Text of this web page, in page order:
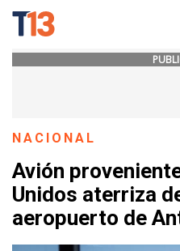
NACIONAL
Avión
Unidos aterriza
aeropuerto de